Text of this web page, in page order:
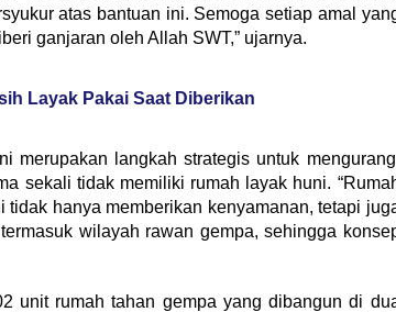
atas bantuan ini. Semoga setiap amal
ganjaran oleh Allah SWT,” ujarnya.
Layak Pakai Saat Diberikan
merupakan langkah strategis untuk
sekali tidak memiliki rumah layak huni.
hanya memberikan kenyamanan, tetapi
wilayah rawan gempa, sehingga
unit rumah tahan gempa yang dibangun di